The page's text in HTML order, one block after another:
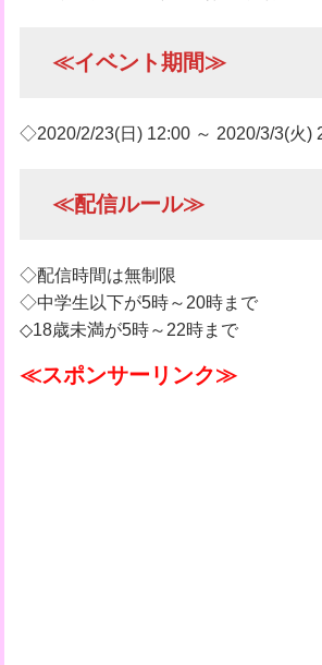
≪イベント期間≫
◇2020/2/23(日) 12:00 ～ 2020/3/3(火)
≪配信ルール≫
◇配信時間は無制限
◇中学生以下が5時～20時まで
◇18歳未満が5時～22時まで
≪スポンサーリンク≫